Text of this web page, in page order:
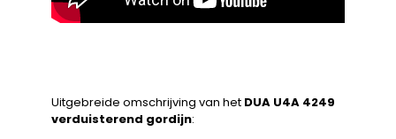
Uitgebreide omschrijving van het DUA U4A 4249
verduisterend gordijn: